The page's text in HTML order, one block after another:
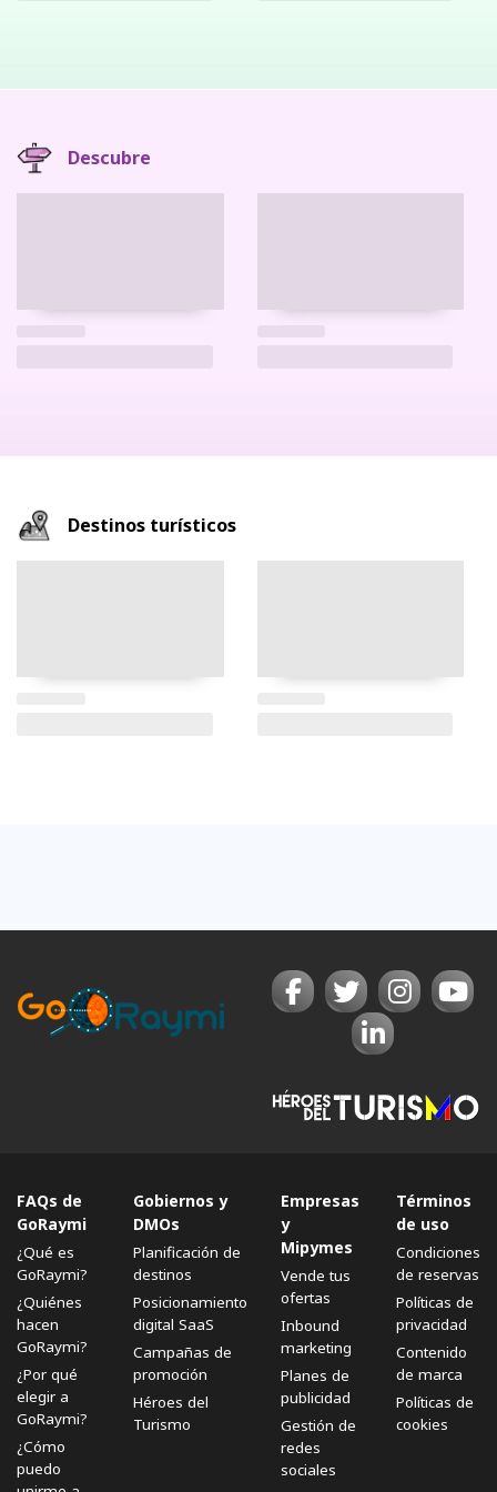
Descubre
Destinos turísticos
FAQs de
GoRaymi
¿Qué es
GoRaymi?
¿Quiénes
hacen
GoRaymi?
¿Por qué
elegir a
GoRaymi?
¿Cómo
puedo
Gobiernos y
DMOs
Planificación de
destinos
Posicionamiento
digital SaaS
Campañas de
promoción
Héroes del
Turismo
Empresas
y
Mipymes
Vende tus
ofertas
Inbound
marketing
Planes de
publicidad
Gestión de
redes
sociales
Términos
de uso
Condiciones
de reservas
Políticas de
privacidad
Contenido
de marca
Políticas de
cookies